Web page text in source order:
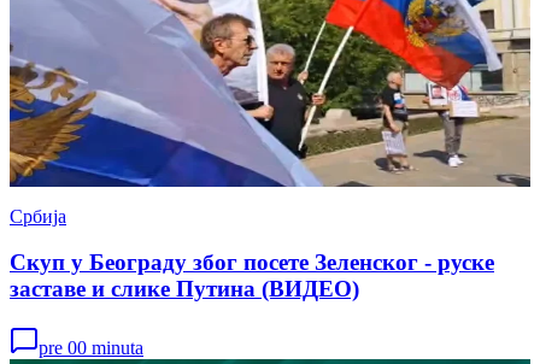
Србија
Скуп у Београду због посете Зеленског - руске
заставе и слике Путина (ВИДЕО)
pre 00 minuta